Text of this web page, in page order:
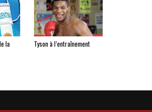
la
Tyson à l’entraînement